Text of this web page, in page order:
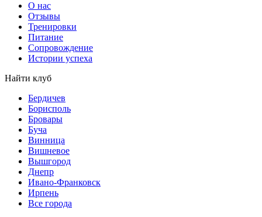
О нас
Отзывы
Тренировки
Питание
Сопровождение
Истории успеха
Найти клуб
Бердичев
Борисполь
Бровары
Буча
Винница
Вишневое
Вышгород
Днепр
Ивано-Франковск
Ирпень
Все города